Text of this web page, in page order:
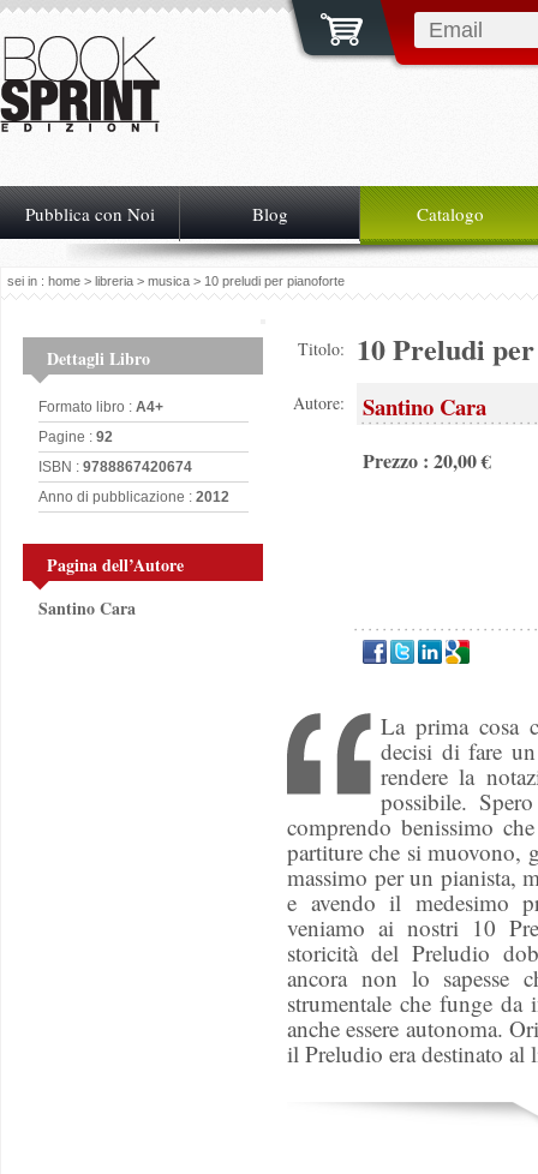
Pubblica con Noi Blog Catalogo
sei in : home > libreria > musica > 10 preludi per pianoforte
Dettagli Libro
Formato libro : A4+
Pagine : 92
ISBN : 9788867420674
Anno di pubblicazione : 2012
Pagina dell’Autore
Santino Cara
Titolo: 10 Preludi
Autore: Santino Cara
Prezzo : 20,00 €
La prima cosa
decisi di fare
rendere la
possibile.
comprendo benissimo
partiture che si muovono,
massimo per un pianista,
e avendo il medesimo
veniamo ai nostri 10
storicità del Preludio
ancora non lo sapesse
strumentale che funge da
anche essere autonoma.
il Preludio era destinato al